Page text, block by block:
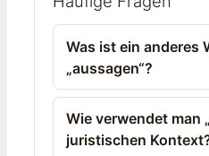
Was ist ein anderes
„aussagen“?
Wie verwendet man
juristischen